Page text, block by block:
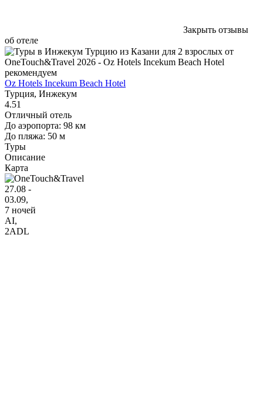
Закрыть отзывы
об отеле
рекомендуем
Oz Hotels Incekum Beach Hotel
Турция, Инжекум
4.51
Отличный отель
До аэропорта: 98 км
До пляжа: 50 м
Туры
Описание
Карта
27.08 -
03.09,
7 ночей
AI,
2ADL